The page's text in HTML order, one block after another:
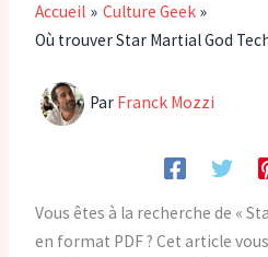
Accueil
Culture Geek
Où trouver Star Martial God
Par Franck Mozzi
Vous êtes à la recherche de «
en format PDF ? Cet article